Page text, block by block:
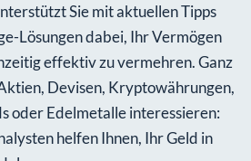
Sie mit aktuellen Tipps
Lösungen dabei, Ihr Vermögen
effektiv zu vermehren. Ganz
Devisen, Kryptowährungen,
oder Edelmetalle interessieren:
helfen Ihnen, Ihr Geld in